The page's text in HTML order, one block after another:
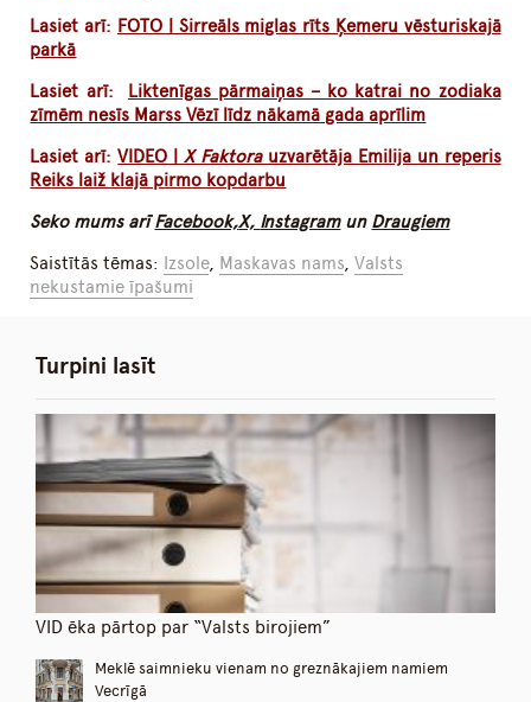
Lasiet arī: FOTO | Sirreāls miglas rīts Ķemeru vēsturiskajā
parkā
Lasiet arī:
Liktenīgas pārmaiņas – ko katrai no zodiaka
zīmēm nesīs Marss Vēzī līdz nākamā gada aprīlim
Lasiet arī:VIDEO |X Faktorauzvarētāja Emilija un reperis
Reiks laiž klajā pirmo kopdarbu
Seko mums arīFacebook,X, Instagramun Draugiem
Saistītās tēmas:
Izsole, Maskavas nams,Valsts
nekustamie īpašumi
Turpini lasīt
VID ēka pārtop par “Valsts birojiem”
Meklē saimnieku vienam no greznākajiem namiem
Vecrīgā